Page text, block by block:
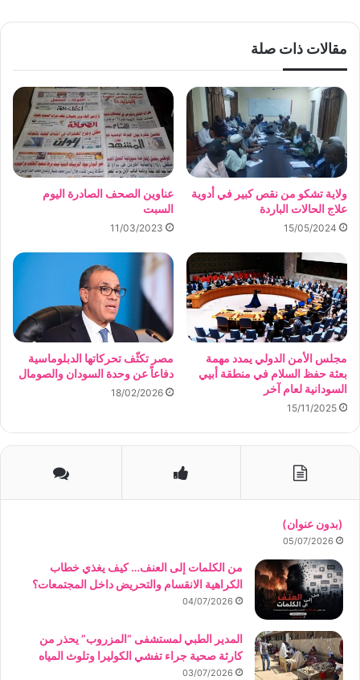
مقالات ذات صلة
ولاية تشكو من نقص كبير في أدوية
علاج الحالات الباردة
15/05/2024
عناوين الصحف الصادرة اليوم
السبت
11/03/2023
مجلس الأمن الدولي يمدد مهمة
بعثة حفظ السلام في منطقة أبيي
السودانية لعام آخر
15/11/2025
مصر تكثّف تحركاتها الدبلوماسية
دفاعاً عن وحدة السودان والصومال
18/02/2026
(بدون عنوان)
05/07/2026
من الكلمات إلى العنف… كيف يغذي خطاب
الكراهية الانقسام والتحريض داخل المجتمعات؟
04/07/2026
المدير الطبي لمستشفى “المزروب” يحذر من
كارثة صحية جراء تفشي الكوليرا وتلوث المياه
03/07/2026